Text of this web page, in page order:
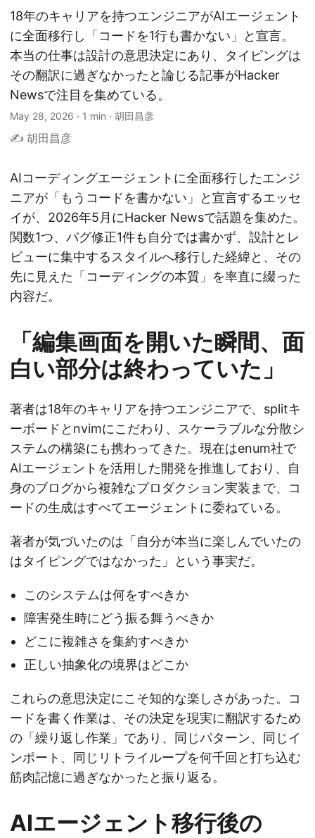
18年のキャリアを持つエンジニアがAIエージェント
に全面移行し「コードを1行も書かない」と宣言。
本当の仕事は設計の意思決定にあり、タイピングは
その翻訳に過ぎなかったと論じる記事がHacker
Newsで注目を集めている。
May 28, 2026 · 1 min · 胡田昌彦
✍️ 胡田昌彦
AIコーディングエージェントに全面移行したエンジ
ニアが「もうコードを書かない」と宣言するエッセ
イが、2026年5月にHacker Newsで話題を集めた。
関数1つ、バグ修正1件も自分では書かず、設計とレ
ビューに集中するスタイルへ移行した経緯と、その
先に見えた「コーディングの本質」を率直に綴った
内容だ。
「編集画面を開いた瞬間、面
白い部分は終わっていた」
著者は18年のキャリアを持つエンジニアで、splitキ
ーボードとnvimにこだわり、スケーラブルな分散シ
ステムの構築にも携わってきた。現在はenum社で
AIエージェントを活用した開発を推進しており、自
身のブログから複雑なプロダクション実装まで、コ
ードの生成はすべてエージェントに委ねている。
著者が気づいたのは「自分が本当に楽しんでいたの
はタイピングではなかった」という事実だ。
このシステムは何をすべきか
障害発生時にどう振る舞うべきか
どこに複雑さを集約すべきか
正しい抽象化の境界はどこか
これらの意思決定にこそ知的な楽しさがあった。コ
ードを書く作業は、その決定を現実に翻訳するため
の「繰り返し作業」であり、同じパターン、同じイ
ンポート、同じリトライループを何千回と打ち込む
筋肉記憶に過ぎなかったと振り返る。
AIエージェント移行後の